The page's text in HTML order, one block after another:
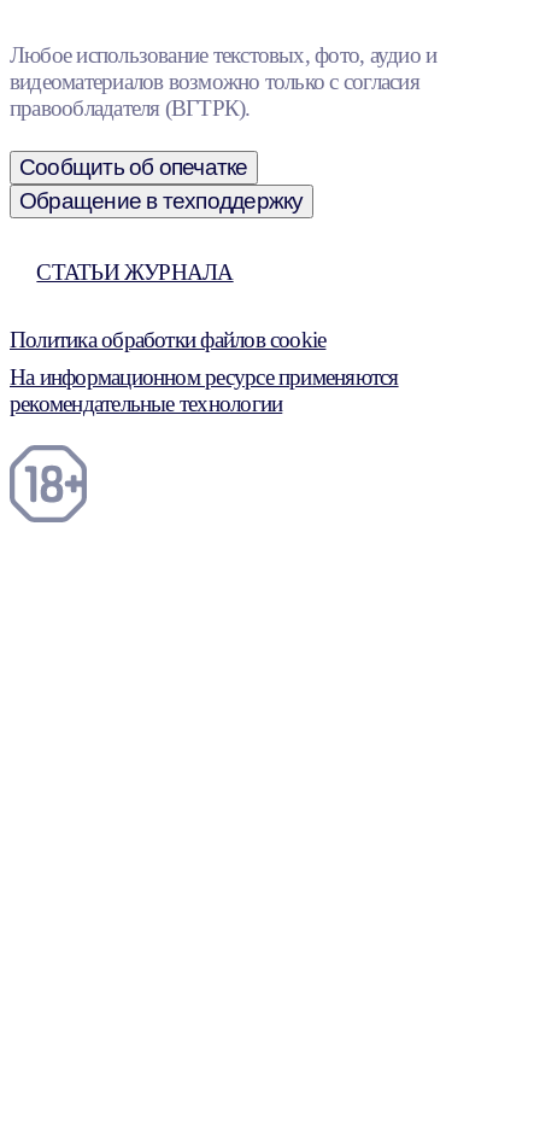
Любое использование текстовых, фото, аудио и
видеоматериалов возможно только с согласия
правообладателя (ВГТРК).
Сообщить об опечатке
Обращение в техподдержку
СТАТЬИ ЖУРНАЛА
Политика обработки файлов cookie
На информационном ресурсе применяются
рекомендательные технологии